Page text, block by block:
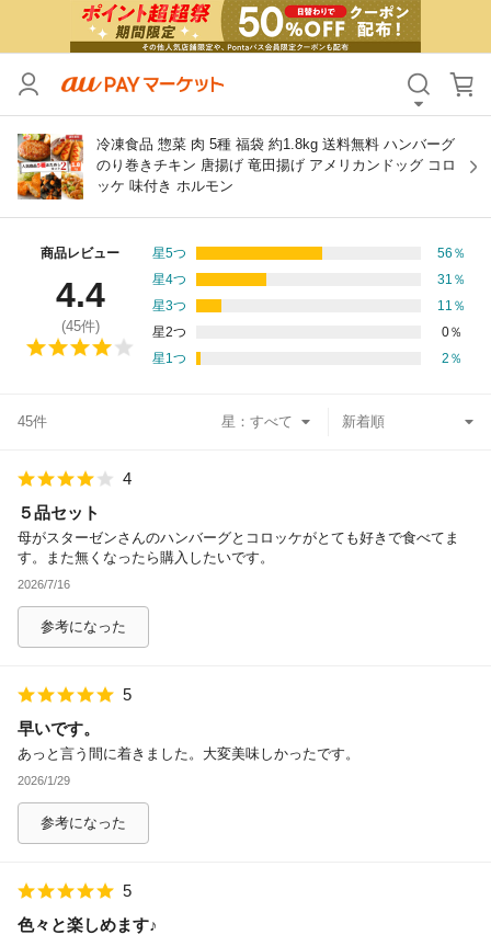
冷凍食品 惣菜 肉 5種 福袋 約1.8kg 送料無料 ハンバーグ
のり巻きチキン 唐揚げ 竜田揚げ アメリカンドッグ コロ
ッケ 味付き ホルモン
商品レビュー
4.4
(45件)
星5つ 56 ％
星4つ
31 ％
星3つ
11 ％
星2つ
0％
星1つ
2 ％
45件 星：
4
５品セット
母がスターゼンさんのハンバーグとコロッケがとても好きで食べてま
す。また無くなったら購入したいです。
2026/7/16
参考になった
5
早いです。
あっと言う間に着きました。大変美味しかったです。
2026/1/29
参考になった
5
色々と楽しめます♪
カテゴリ すべて
価格 すべて
支払い方法
その他の条件
送料無料
Pontaパス特典対象すべて
除外ワード